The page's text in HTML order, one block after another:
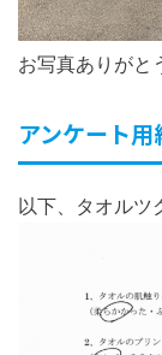
お写真ありがと
アンケート用
以下、タオルツ